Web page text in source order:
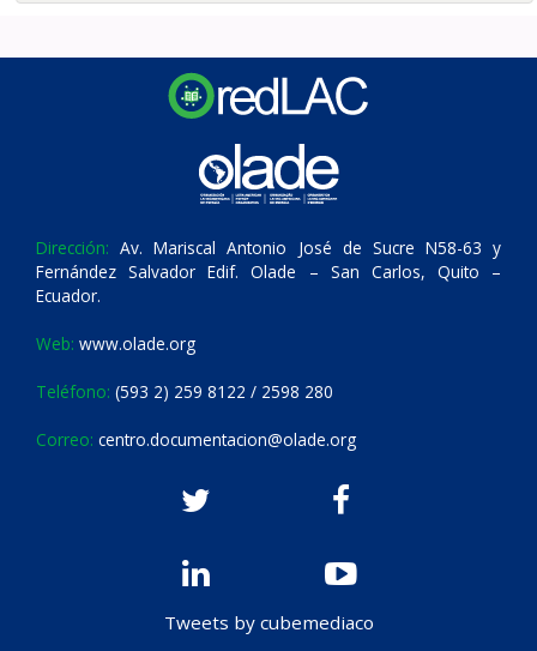
Dirección: Av. Mariscal Antonio José de Sucre N58-63 y
Fernández Salvador Edif. Olade – San Carlos, Quito –
Ecuador.
Web: www.olade.org
Teléfono: (593 2) 259 8122 / 2598 280
Correo: centro.documentacion@olade.org
Tweets by cubemediaco